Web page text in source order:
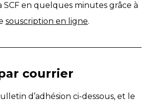
en quelques minutes grâce à
souscription en ligne.
courrier
d’adhésion ci-dessous, et le